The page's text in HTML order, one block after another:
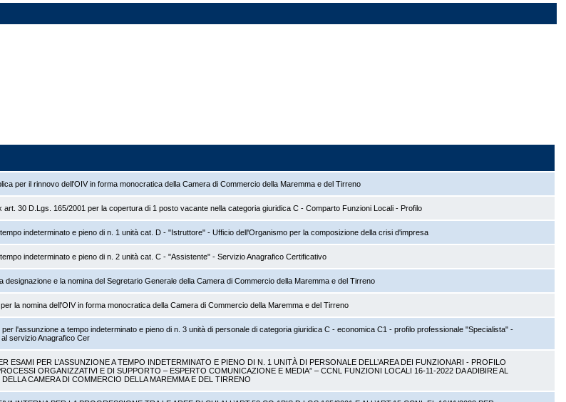
per il rinnovo dell'OIV in forma monocratica della Camera di Commercio della Maremma e del Tirreno
art. 30 D.Lgs. 165/2001 per la copertura di 1 posto vacante nella categoria giuridica C - Comparto Funzioni Locali - Profilo
indeterminato e pieno di n. 1 unità cat. D - "Istruttore" - Ufficio dell'Organismo per la composizione della crisi d'impresa
indeterminato e pieno di n. 2 unità cat. C - "Assistente" - Servizio Anagrafico Certificativo
e la nomina del Segretario Generale della Camera di Commercio della Maremma e del Tirreno
la nomina dell'OIV in forma monocratica della Camera di Commercio della Maremma e del Tirreno
l'assunzione a tempo indeterminato e pieno di n. 3 unità di personale di categoria giuridica C - economica C1 - profilo professionale "Specialista" -
servizio Anagrafico Cer
ESAMI PER L’ASSUNZIONE A TEMPO INDETERMINATO E PIENO DI N. 1 UNITÀ DI PERSONALE DELL’AREA DEI FUNZIONARI - PROFILO
ORGANIZZATIVI E DI SUPPORTO – ESPERTO COMUNICAZIONE E MEDIA” – CCNL FUNZIONI LOCALI 16-11-2022 DA ADIBIRE AL
CAMERA DI COMMERCIO DELLA MAREMMA E DEL TIRRENO